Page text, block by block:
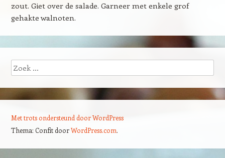
zout. Giet over de salade. Garneer met enkele grof
gehakte walnoten.
Zoeken
Met trots ondersteund door WordPress
Thema: Confit doorWordPress.com.